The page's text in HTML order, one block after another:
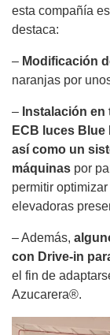
esta compañía
destaca:
– Modificación
naranjas por
– Instalación
ECB luces
así como un
máquinas por
permitir
elevadoras
– Además,
con Drive-in
el fin de
Azucarera®.